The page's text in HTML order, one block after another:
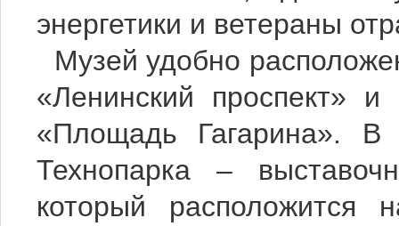
энергетики и ветераны
Музей удобно
«Ленинский проспект» и
«Площадь Гагарина». В
Технопарка –
который